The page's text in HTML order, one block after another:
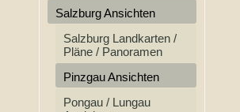
Salzburg Ansichten
Salzburg Landkarten /
Pläne / Panoramen
Pinzgau Ansichten
Pongau / Lungau